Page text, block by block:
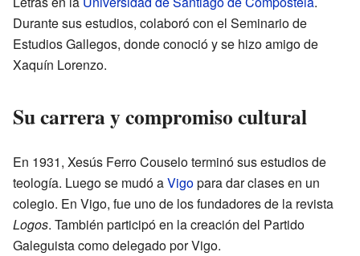
Durante sus estudios, colaboró con el Seminario de
Estudios Gallegos, donde conoció y se hizo amigo de
Xaquín Lorenzo.
Su carrera y compromiso cultural
En 1931, Xesús Ferro Couselo terminó sus estudios de
teología. Luego se mudó aVigopara dar clases en un
colegio. En Vigo, fue uno de los fundadores de la revista
Logos. También participó en la creación del Partido
Galeguista como delegado por Vigo.